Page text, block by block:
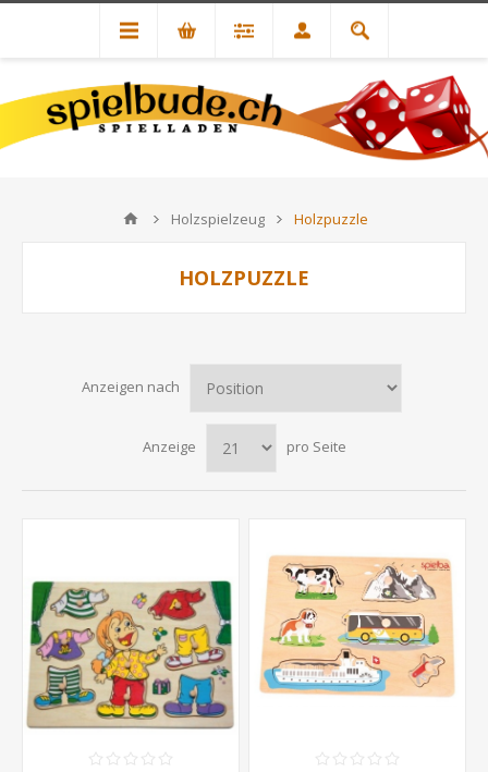
Holzspielzeug Holzpuzzle
HOLZPUZZLE
Anzeigen nach
Anzeige pro Seite